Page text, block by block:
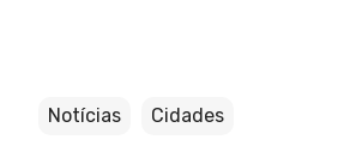
Notícias Cidades